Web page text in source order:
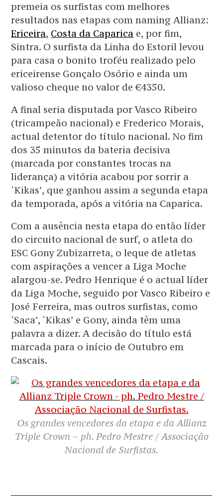
premeia os surfistas com melhores
resultados nas etapas com naming Allianz:
Ericeira, Costa da Caparica e, por fim,
Sintra. O surfista da Linha do Estoril levou
para casa o bonito troféu realizado pelo
ericeirense Gonçalo Osório e ainda um
valioso cheque no valor de €4350.
A final seria disputada por Vasco Ribeiro
(tricampeão nacional) e Frederico Morais,
actual detentor do título nacional. No fim
dos 35 minutos da bateria decisiva
(marcada por constantes trocas na
liderança) a vitória acabou por sorrir a
‘Kikas’, que ganhou assim a segunda etapa
da temporada, após a vitória na Caparica.
Com a ausência nesta etapa do então líder
do circuito nacional de surf, o atleta do
ESC Gony Zubizarreta, o leque de atletas
com aspirações a vencer a Liga Moche
alargou-se. Pedro Henrique é o actual líder
da Liga Moche, seguido por Vasco Ribeiro e
José Ferreira, mas outros surfistas, como
‘Saca’, ‘Kikas’ e Gony, ainda têm uma
palavra a dizer. A decisão do título está
marcada para o início de Outubro em
Cascais.
Os grandes vencedores da etapa e da Allianz
Triple Crown – ph. Pedro Mestre / Associação
Nacional de Surfistas.